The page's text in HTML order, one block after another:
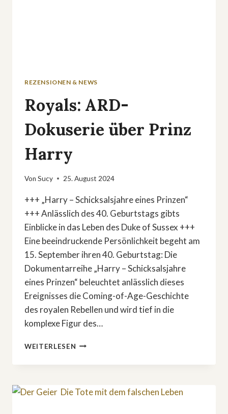
REZENSIONEN & NEWS
Royals: ARD-
Dokuserie über Prinz
Harry
Von Sucy 25. August 2024
+++ „Harry – Schicksalsjahre eines Prinzen“
+++ Anlässlich des 40. Geburtstags gibts
Einblicke in das Leben des Duke of Sussex +++
Eine beeindruckende Persönlichkeit begeht am
15. September ihren 40. Geburtstag: Die
Dokumentarreihe „Harry – Schicksalsjahre
eines Prinzen“ beleuchtet anlässlich dieses
Ereignisses die Coming-of-Age-Geschichte
des royalen Rebellen und wird tief in die
komplexe Figur des…
WEITERLESEN ROYALS:
DOKUSERIE
HARRY